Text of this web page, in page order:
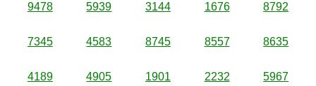
9478 5939 3144 1676 8792
7345 4583 8745 8557 8635
4189 4905 1901 2232 5967